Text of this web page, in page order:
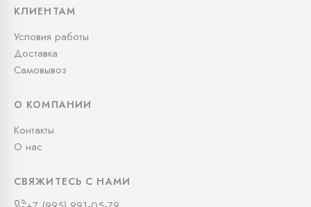
КЛИЕНТАМ
Условия работы
Доставка
Самовывоз
О КОМПАНИИ
Контакты
О нас
СВЯЖИТЕСЬ С НАМИ